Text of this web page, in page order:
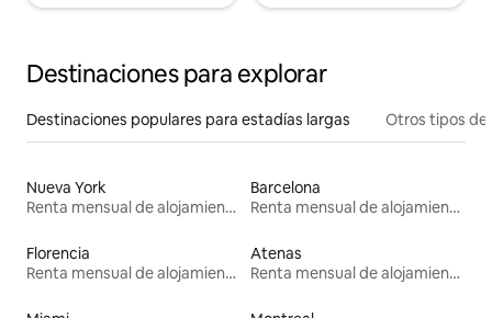
Destinaciones para explorar
Destinaciones populares para estadías largas Otros tipos de
Nueva York
Renta mensual de alojamientos
Barcelona
Renta mensual de alojamientos
Florencia
Renta mensual de alojamientos
Atenas
Renta mensual de alojamientos